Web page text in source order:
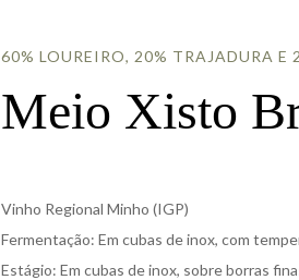
60% LOUREIRO, 20% TRAJADURA E
Meio Xisto
Vinho Regional Minho (IGP)
Fermentação: Em cubas de inox, com
Estágio: Em cubas de inox, sobre borras